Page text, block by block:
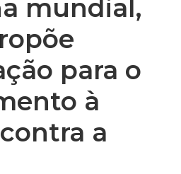
mundial,
para o
à
a